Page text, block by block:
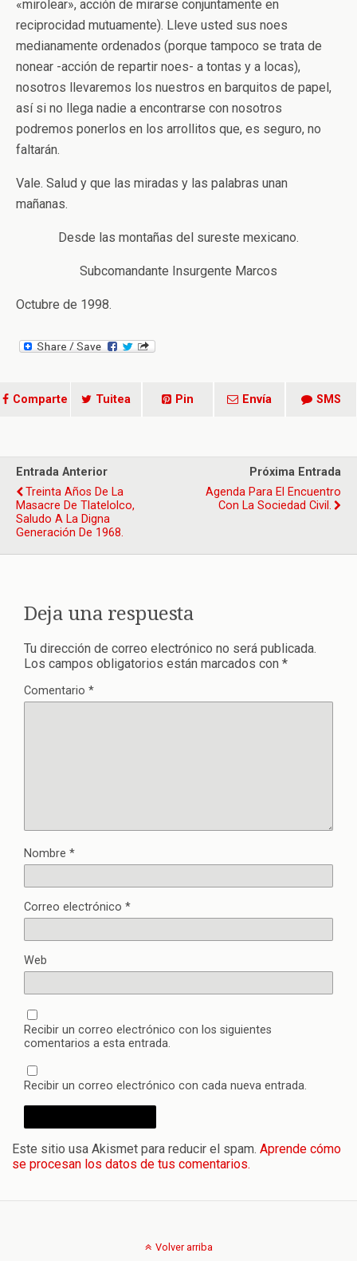
«mirolear», acción de mirarse conjuntamente en
reciprocidad mutuamente). Lleve usted sus noes
medianamente ordenados (porque tampoco se trata de
nonear -acción de repartir noes- a tontas y a locas),
nosotros llevaremos los nuestros en barquitos de papel,
así si no llega nadie a encontrarse con nosotros
podremos ponerlos en los arrollitos que, es seguro, no
faltarán.
Vale. Salud y que las miradas y las palabras unan
mañanas.
Desde las montañas del sureste mexicano.
Subcomandante Insurgente Marcos
Octubre de 1998.
Comparte Tuitea Pin Envía SMS
Entrada Anterior
Treinta Años De La
Masacre De Tlatelolco,
Saludo A La Digna
Generación De 1968.
Próxima Entrada
Agenda Para El Encuentro
Con La Sociedad Civil.
Deja una respuesta
Tu dirección de correo electrónico no será publicada.
Los campos obligatorios están marcados con *
Comentario *
Nombre *
Correo electrónico *
Web
Recibir un correo electrónico con los siguientes
comentarios a esta entrada.
Recibir un correo electrónico con cada nueva entrada.
Este sitio usa Akismet para reducir el spam. Aprende cómo
se procesan los datos de tus comentarios.
Volver arriba